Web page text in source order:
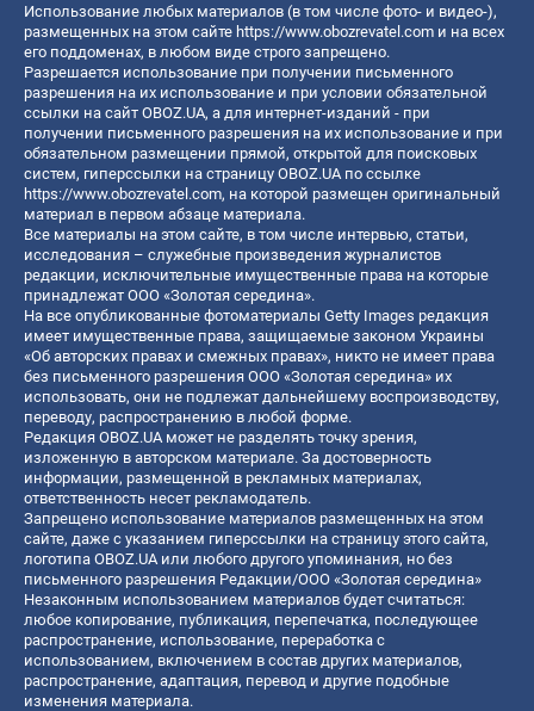
Использование любых материалов (в том числе фото- и видео-),
размещенных на этом сайте https://www.obozrevatel.com и на всех
его поддоменах, в любом виде строго запрещено.
Разрешается использование при получении письменного
разрешения на их использование и при условии обязательной
ссылки на сайт OBOZ.UA, а для интернет-изданий - при
получении письменного разрешения на их использование и при
обязательном размещении прямой, открытой для поисковых
систем, гиперссылки на страницу OBOZ.UA по ссылке
https://www.obozrevatel.com, на которой размещен оригинальный
материал в первом абзаце материала.
Все материалы на этом сайте, в том числе интервью, статьи,
исследования – служебные произведения журналистов
редакции, исключительные имущественные права на которые
принадлежат ООО «Золотая середина».
На все опубликованные фотоматериалы Getty Images редакция
имеет имущественные права, защищаемые законом Украины
«Об авторских правах и смежных правах», никто не имеет права
без письменного разрешения ООО «Золотая середина» их
использовать, они не подлежат дальнейшему воспроизводству,
переводу, распространению в любой форме.
Редакция OBOZ.UA может не разделять точку зрения,
изложенную в авторском материале. За достоверность
информации, размещенной в рекламных материалах,
ответственность несет рекламодатель.
Запрещено использование материалов размещенных на этом
сайте, даже с указанием гиперссылки на страницу этого сайта,
логотипа OBOZ.UA или любого другого упоминания, но без
письменного разрешения Редакции/ООО «Золотая середина»
Незаконным использованием материалов будет считаться:
любое копирование, публикация, перепечатка, последующее
распространение, использование, переработка с
использованием, включением в состав других материалов,
распространение, адаптация, перевод и другие подобные
изменения материала.